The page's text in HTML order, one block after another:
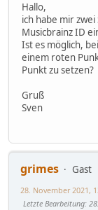
Hallo,
ich habe mir
Musicbrainz ID
Ist es möglich,
einem roten
Punkt zu setzen?
Gruß
Sven
grimes
Gast
28. November 2021,
Letzte Bearbeitung: